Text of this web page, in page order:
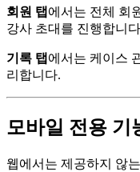
회원 탭 에서는 전체 회
강사 초대를 진행합니
기록 탭 에서는 케이스
리합니다.
모바일 전용 기
웹에서는 제공하지 않